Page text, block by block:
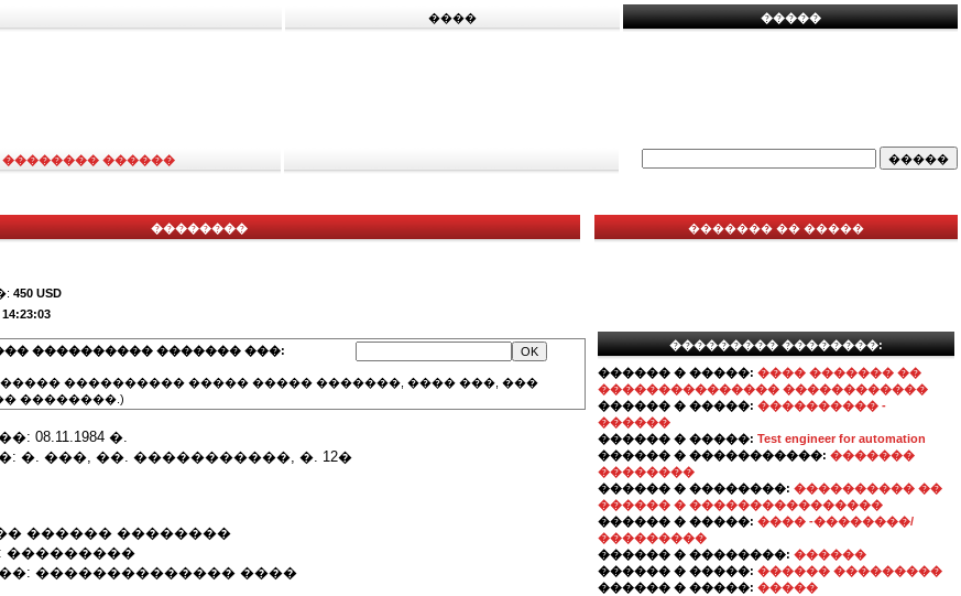
���� �����
�������� ������
��������
450 USD
14:23:03
���������� ������� ���:
���������� ����� ����� �������, ���� ���, ���
��������.)
�.
�. ���, ��. �����������, �. 12�
������ ��������
���������
�������������� ����
������� �� �����
��������� ��������:
������ � �����: ���� ������� ��
��������������� ������������
������ � �����: ���������� -
������
������ � �����: Test engineer for automation
������ � �����������: �������
��������
������ � ��������: ���������� ��
������ � ����������������
������ � �����: ���� -��������/
���������
������ � ��������: ������
������ � �����: ������ ���������
������ � �����: �����